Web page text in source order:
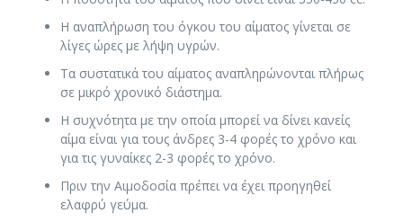
Η αναπλήρωση του όγκου του αίματος γίνεται σε
λίγες ώρες με λήψη υγρών.
Τα συστατικά του αίματος αναπληρώνονται πλήρως
σε μικρό χρονικό διάστημα.
Η συχνότητα με την οποία μπορεί να δίνει κανείς
αίμα είναι για τους άνδρες 3-4 φορές το χρόνο και
για τις γυναίκες 2-3 φορές το χρόνο.
Πριν την Αιμοδοσία πρέπει να έχει προηγηθεί
ελαφρύ γεύμα.